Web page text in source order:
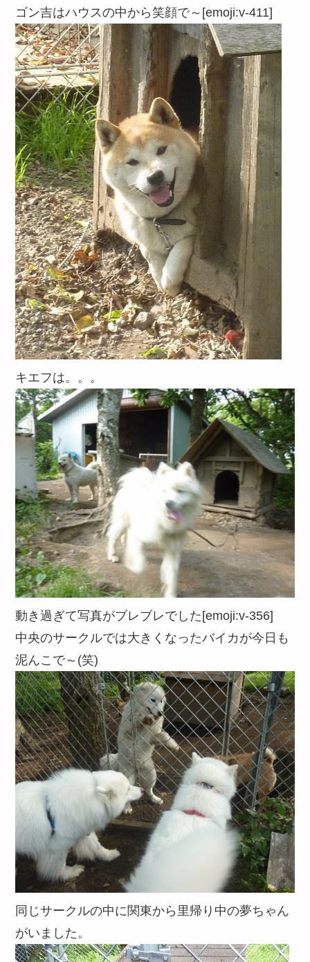
ゴン吉はハウスの中から笑顔で～[emoji:v-411]
キエフは。。。
動き過ぎて写真がブレブレでした[emoji:v-356]
中央のサークルでは大きくなったバイカが今日も
泥んこで～(笑)
同じサークルの中に関東から里帰り中の夢ちゃん
がいました。